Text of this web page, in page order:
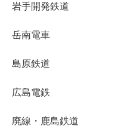
岩手開発鉄道
岳南電車
島原鉄道
広島電鉄
廃線・鹿島鉄道